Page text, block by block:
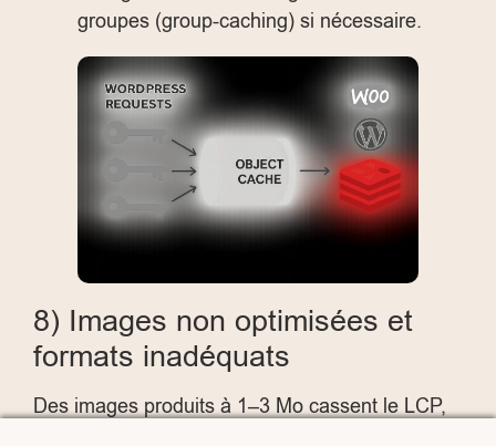
groupes (group-caching) si nécessaire.
8) Images non optimisées et
formats inadéquats
Des images produits à 1–3 Mo cassent le LCP,